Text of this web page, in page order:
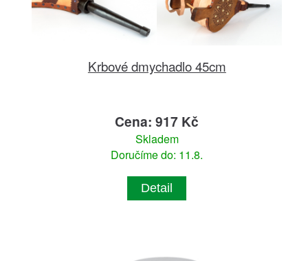
Krbové dmychadlo 45cm
Cena: 917 Kč
Skladem
Doručíme do: 11.8.
Detail